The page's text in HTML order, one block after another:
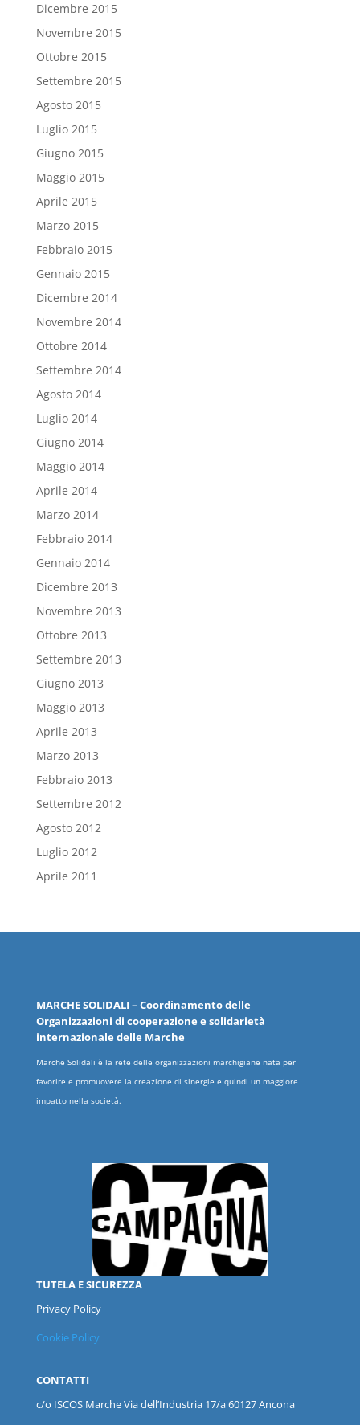
Dicembre 2015
Novembre 2015
Ottobre 2015
Settembre 2015
Agosto 2015
Luglio 2015
Giugno 2015
Maggio 2015
Aprile 2015
Marzo 2015
Febbraio 2015
Gennaio 2015
Dicembre 2014
Novembre 2014
Ottobre 2014
Settembre 2014
Agosto 2014
Luglio 2014
Giugno 2014
Maggio 2014
Aprile 2014
Marzo 2014
Febbraio 2014
Gennaio 2014
Dicembre 2013
Novembre 2013
Ottobre 2013
Settembre 2013
Giugno 2013
Maggio 2013
Aprile 2013
Marzo 2013
Febbraio 2013
Settembre 2012
Agosto 2012
Luglio 2012
Aprile 2011
MARCHESOLIDALI– Coordinamento delle
Organizzazioni di cooperazione e solidarietà
internazionale delle Marche
Marche Solidali è la rete delle organizzazioni marchigiane nata per
favorire e promuovere la creazione di sinergie e quindi un maggiore
impatto nella società.
TUTELA E SICUREZZA
Privacy Policy
Cookie Policy
CONTATTI
c/o ISCOS MarcheVia dell’Industria 17/a 60127 Ancona